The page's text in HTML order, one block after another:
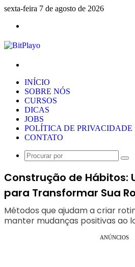
sexta-feira 7 de agosto de 2026
INÍCIO
SOBRE NÓS
CURSOS
DICAS
JOBS
POLÍTICA DE PRIVACIDADE
CONTATO
Construção de Hábitos:
para Transformar Sua
Métodos que ajudam a criar
manter mudanças positivas ao
ANÚNCIOS